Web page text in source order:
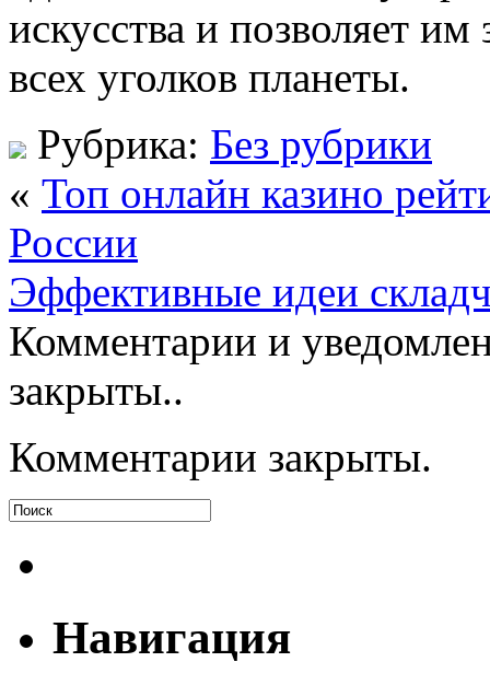
искусства и позволяет им
всех уголков планеты.
Рубрика: Без рубрики
« Топ онлайн казино
России
Эффективные идеи
Комментарии и
закрыты..
Комментарии закрыты.
Навигация